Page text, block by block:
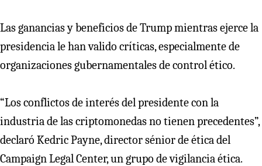
Las ganancias y beneficios de Trump mientras ejerce la
presidencia le han valido críticas, especialmente de
organizaciones gubernamentales de control ético.
“Los conflictos de interés del presidente con la
industria de las criptomonedas no tienen precedentes”,
declaró Kedric Payne, director sénior de ética del
Campaign Legal Center, un grupo de vigilancia ética.